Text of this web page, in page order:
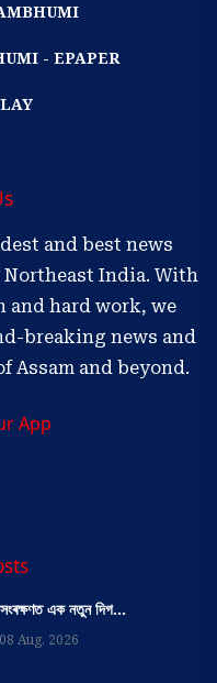
- EPAPER
and best news
Northeast India. With
and hard work, we
breaking news and
Assam and beyond.
App
এক নতুন দিগ...
Aug, 2026